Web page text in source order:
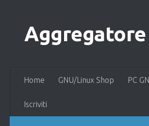
Home GNU/Linux Shop PC
Iscriviti